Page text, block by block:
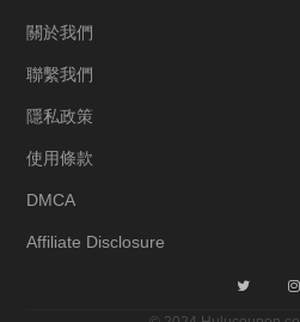
關於我們
聯繫我們
隱私政策
使用條款
DMCA
Affiliate Disclosure